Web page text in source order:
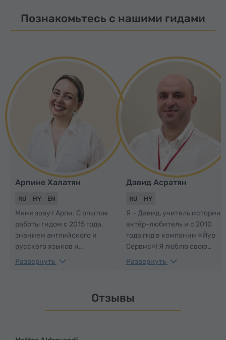
Познакомьтесь с нашими гидами
Арпине Халатян
RU HY EN
Меня зовут Арпи. С опытом
работы гидом с 2015 года,
знанием английского и
русского языков и
обширными познаниями в
откроете для себя Армению
Развернуть
Давид Асратян
RU HY
Я – Давид, учитель истории,
актёр-любитель и с 2010
года гид в компании «Йур
Сервис»! Я люблю свою
страну и стараюсь, чтобы
неизгладимое впечатление
и вызывала желание
Развернуть
Отзывы